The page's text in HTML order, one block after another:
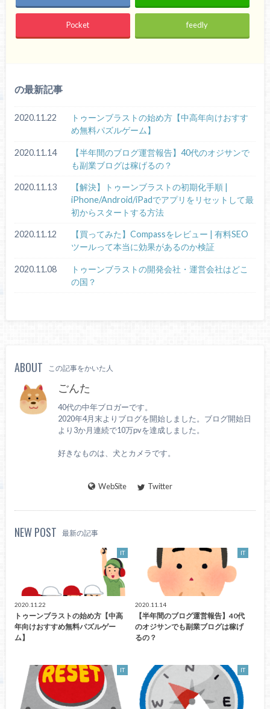
Pocket feedly
の最新記事
2020.11.22
トゥーンブラストの始め方【中高年向けおすす
め無料パズルゲーム】
2020.11.14
【半年間のブログ運営報告】40代のオジサンで
も副業ブログは稼げるの？
2020.11.13
【解決】トゥーンブラストの初期化手順 |
iPhone/Android/iPadでアプリをリセットして最
初からスタートする方法
2020.11.12
【買ってみた】Compassをレビュー | 有料SEO
ツールって本当に効果があるのか検証
2020.11.08
トゥーンブラストの開発会社・運営会社はどこ
の国？
ABOUT この記事をかいた人
ごんた
40代の中年ブロガーです。
2020年4月末よりブログを開始しました。ブログ開始日
より3か月連続で10万pvを達成しました。
好きなものは、犬とカメラです。
WebSite Twitter
NEW POST 最新の記事
IT
2020.11.22
トゥーンブラストの始め方【中高
年向けおすすめ無料パズルゲー
ム】
IT
2020.11.14
【半年間のブログ運営報告】40代
のオジサンでも副業ブログは稼げ
るの？
IT IT